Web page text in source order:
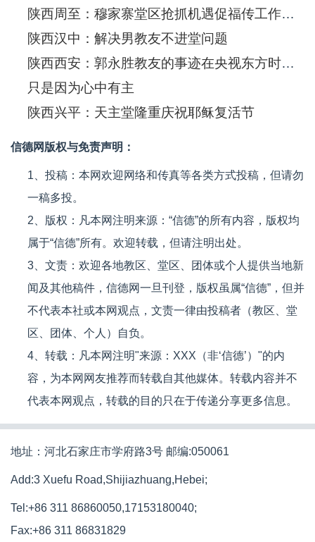
陕西周至：穆家寨堂区抢抓机遇促福传工作蓬勃开展
陕西汉中：解决男教友不进堂问题
陕西西安：郭永胜教友的事迹在央视东方时空播出
只是因为心中有主
陕西兴平：天主堂隆重庆祝耶稣复活节
信德网版权与免责声明：
1、投稿：本网欢迎网络和传真等各类方式投稿，但请勿
一稿多投。
2、版权：凡本网注明来源：“信德”的所有内容，版权均
属于“信德”所有。欢迎转载，但请注明出处。
3、文责：欢迎各地教区、堂区、团体或个人提供当地新
闻及其他稿件，信德网一旦刊登，版权虽属“信德”，但并
不代表本社或本网观点，文责一律由投稿者（教区、堂
区、团体、个人）自负。
4、转载：凡本网注明"来源：XXX（非‘信德’）"的内
容，为本网网友推荐而转载自其他媒体。转载内容并不
代表本网观点，转载的目的只在于传递分享更多信息。
地址：河北石家庄市学府路3号 邮编:050061
Add:3 Xuefu Road,Shijiazhuang,Hebei;
Tel:+86 311 86860050,17153180040;
Fax:+86 311 86831829